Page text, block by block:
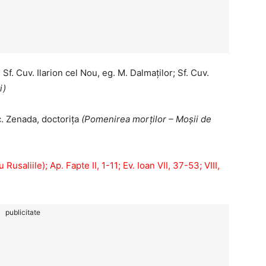
Cuv. Ilarion cel Nou, eg. M. Dalmaților; Sf. Cuv.
Zenada, doctorița (Pomenirea morților – Moșii de
Ap. Fapte II, 1-11; Ev. Ioan VII, 37-53; VIII,
publicitate